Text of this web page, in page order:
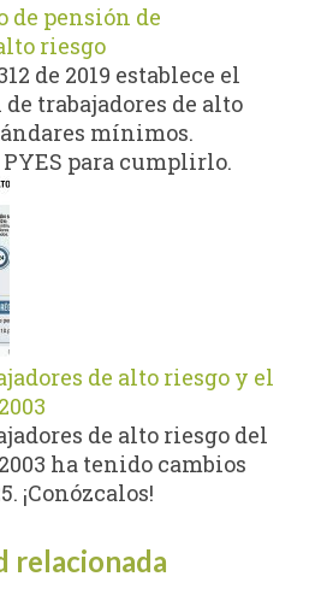
de pensión de
riesgo
de 2019 establece el
trabajadores de alto
mínimos.
PYES para cumplirlo.
de alto riesgo y el
de alto riesgo del
ha tenido cambios
¡Conózcalos!
relacionada